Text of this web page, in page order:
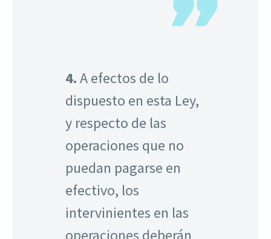
4.A efectos de lo
dispuesto en esta Ley,
y respecto de las
operaciones que no
puedan pagarse en
efectivo, los
intervinientes en las
operaciones deberán